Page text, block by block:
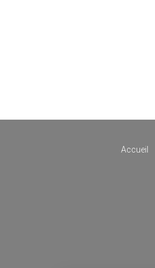
Accueil